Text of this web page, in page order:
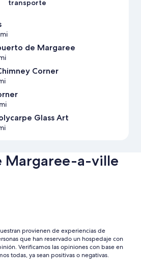
transporte
de Margaree
Corner
Glass Art
Margaree-a-ville
provienen de experiencias de
que han reservado un hospedaje con
Verificamos las opiniones con base en
todas, ya sean positivas o negativas.